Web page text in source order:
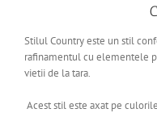
Stilul Country este un stil
rafinamentul cu elementele
vietii de la tara.
Acest stil este axat pe